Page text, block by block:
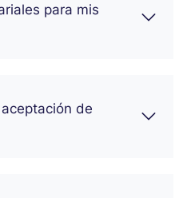
para mis
de